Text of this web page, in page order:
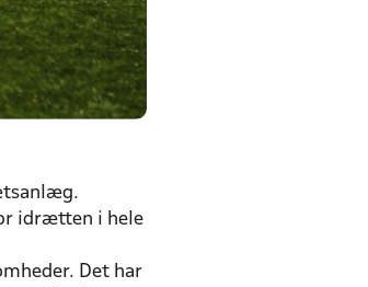
idrætten i hele
Det har